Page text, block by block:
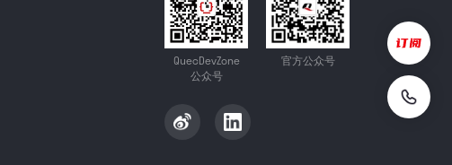
QuecDevZone
公众号
官方公众号